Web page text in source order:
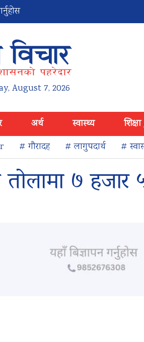
August 7, 2026
अर्थ स्वास्थ्य
# गौरादह # लागुपदार्थ #
७